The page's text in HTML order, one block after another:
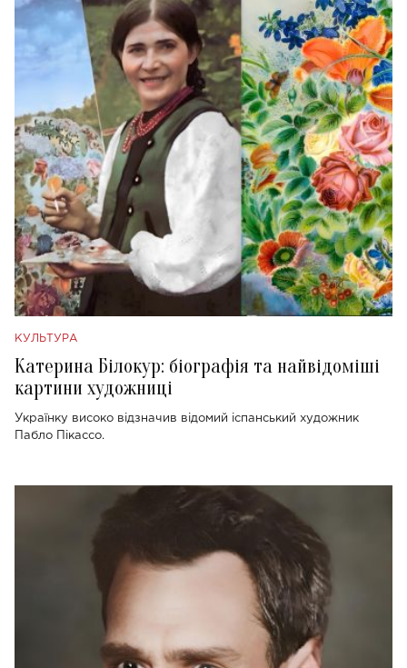
КУЛЬТУРА
Катерина Білокур: біографія та найвідоміші
картини художниці
Українку високо відзначив відомий іспанський художник
Пабло Пікассо.